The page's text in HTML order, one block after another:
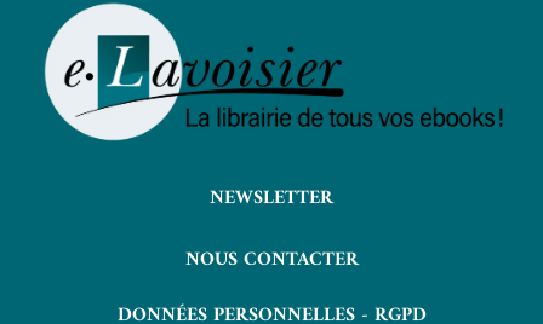
NEWSLETTER
NOUS CONTACTER
DONNÉES PERSONNELLES - RGPD